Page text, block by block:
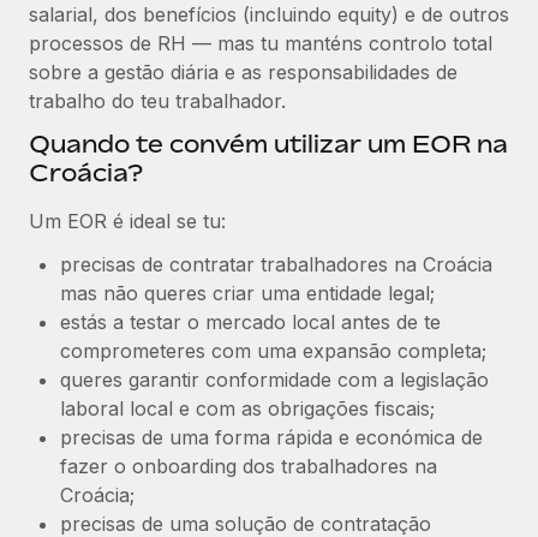
salarial, dos benefícios (incluindo equity) e de outros
processos de RH — mas tu manténs controlo total
sobre a gestão diária e as responsabilidades de
trabalho do teu trabalhador.
Quando te convém utilizar um EOR na
Croácia?
Um EOR é ideal se tu:
precisas de contratar trabalhadores na Croácia
mas não queres criar uma entidade legal;
estás a testar o mercado local antes de te
comprometeres com uma expansão completa;
queres garantir conformidade com a legislação
laboral local e com as obrigações fiscais;
precisas de uma forma rápida e económica de
fazer o onboarding dos trabalhadores na
Croácia;
precisas de uma solução de contratação